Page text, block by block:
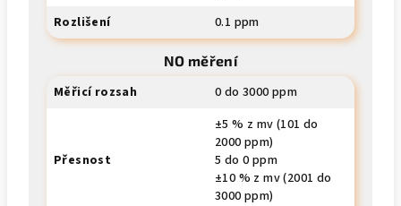
Rozlišení
0.1 ppm
NO měření
Měřicí rozsah 0 do 3000 ppm
Přesnost
±5 % z mv (101 do
2000 ppm)
5 do 0 ppm
±10 % z mv (2001 do
3000 ppm)